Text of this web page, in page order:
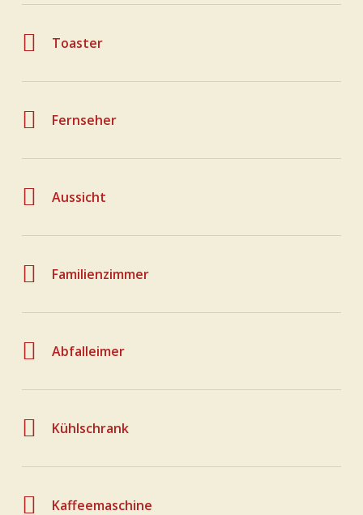
Toaster
Fernseher
Aussicht
Familienzimmer
Abfalleimer
Kühlschrank
Kaffeemaschine